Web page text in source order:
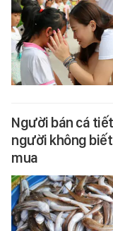
Người bán cá
người không
mua